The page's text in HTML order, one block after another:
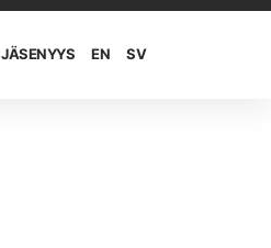
JÄSENYYS EN SV